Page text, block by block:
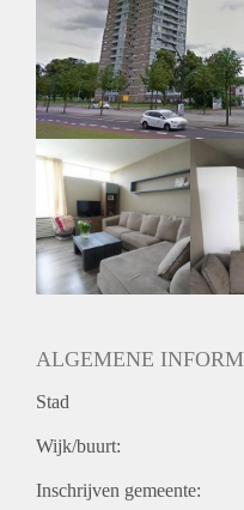
Mogelijk
Inkomen eis
N.V.T.
Huurtermijn
Onbepaalde termijn
Oplevering
Kaal
ALGEMENE
Stad
Wijk/buurt:
Inschrijven gemeente: